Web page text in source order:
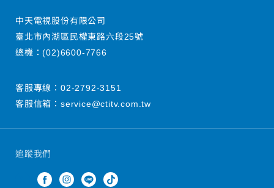
追蹤我們
中天電視股份有限公司
臺北市內湖區民權東路六段25號
總機：(02)6600-7766
客服專線： 02-2792-3151
客服信箱： service@ctitv.com.tw